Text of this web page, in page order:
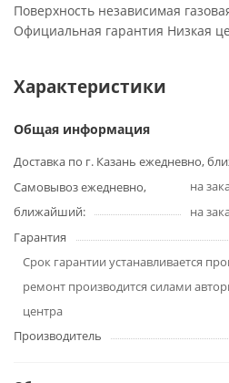
Поверхность независимая
Официальная гарантия Низкая
Характеристики
Общая информация
Доставка по г. Казань ежедневно,
на
Самовывоз ежедневно,
ближайший:
на
Гарантия
Срок гарантии устанавливается
ремонт производится силами
центра
Производитель